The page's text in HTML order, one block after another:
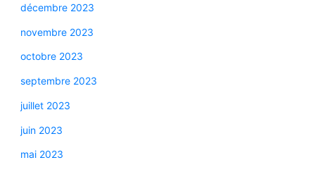
décembre 2023
novembre 2023
octobre 2023
septembre 2023
juillet 2023
juin 2023
mai 2023